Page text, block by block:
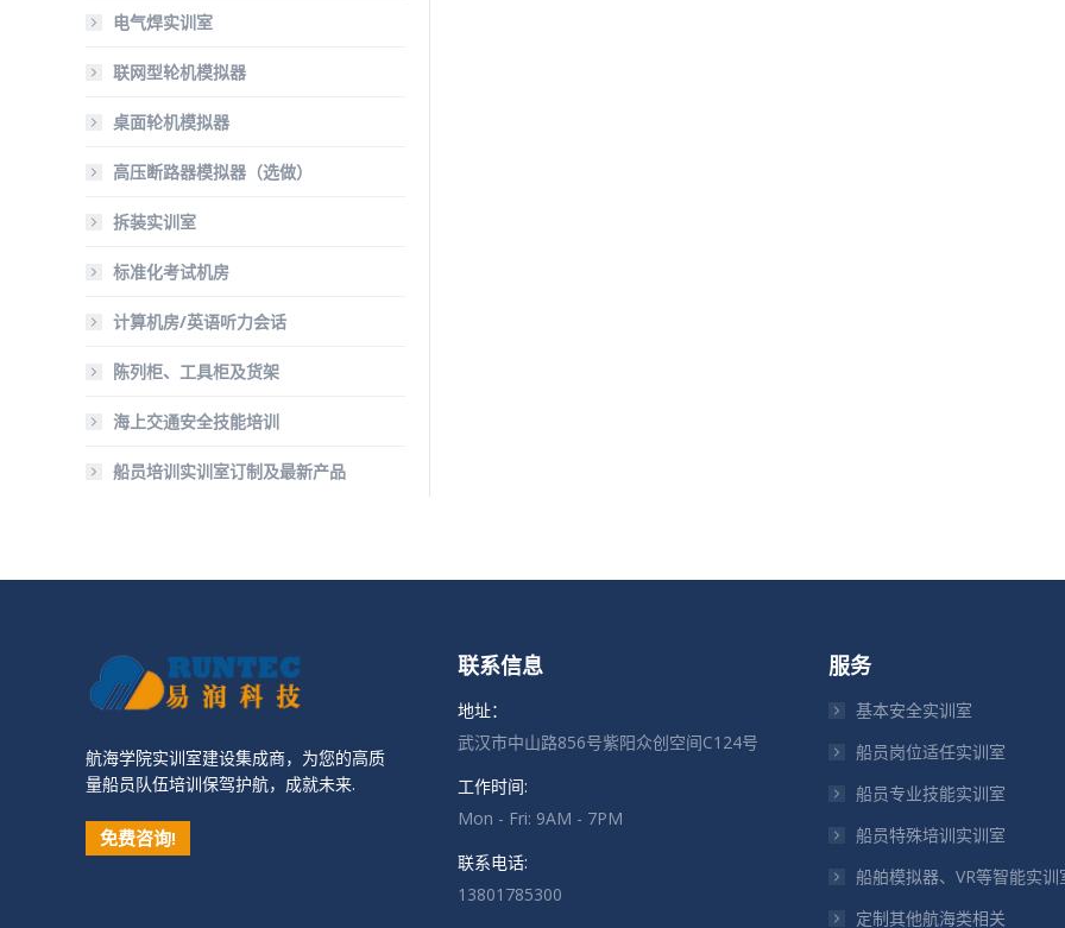
电气焊实训室
联网型轮机模拟器
桌面轮机模拟器
高压断路器模拟器（选做）
拆装实训室
标准化考试机房
计算机房/英语听力会话
陈列柜、工具柜及货架
海上交通安全技能培训
船员培训实训室订制及最新产品
航海学院实训室建设集成商，为您的高质
量船员队伍培训保驾护航，成就未来.
免费咨询!
联系信息
地址：
武汉市中山路856号紫阳众创空间C124号
工作时间:
Mon - Fri: 9AM - 7PM
联系电话:
13801785300
服务
基本安全实训室
船员岗位适任实训室
船员专业技能实训室
船员特殊培训实训室
船舶模拟器、VR等智能实训
定制其他航海类相关